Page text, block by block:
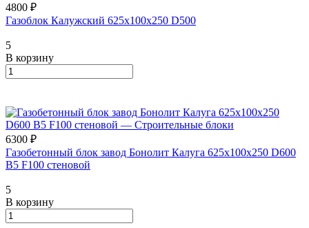
4800 ₽
Газоблок Калужский 625х100х250 D500
5
В корзину
6300 ₽
Газобетонный блок завод Бонолит Калуга 625х100х250 D600
B5 F100 стеновой
5
В корзину